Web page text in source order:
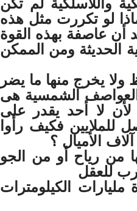
واللاسلكية لم تكن
لو تكررت مثل هذه
أن عاصفة بهذه القوة
الحديثة ومن الممكن
يخرج منها ما يضر
العواصف الشمسية هى
لا أحد يقدر على
للملايين فكيف رأوا
الأميال ؟
من رياح أو من الجو
للعقل
الكيلومترات